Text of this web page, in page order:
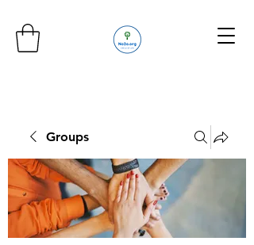
Groups